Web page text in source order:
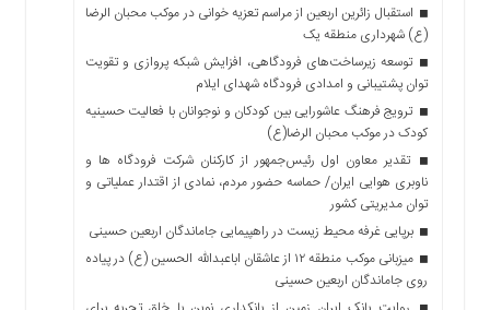
استقبال زائرین اربعین از مراسم تعزیه خوانی در موکب محبان الرضا
(ع) شهرداری منطقه یک
توسعه زیرساخت‌های فرودگاهی، افزایش شبکه پروازی و تقویت
توان پشتیبانی و امدادی فرودگاه شهدای ایلام
ترویج فرهنگ عاشورایی بین کودکان و نوجوانان با فعالیت حسینیه
کودک در موکب محبان الرضا(ع)
تقدیر معاون اول رئیس‌جمهور از کارکنان شرکت فرودگاه ها و
ناوبری هوایی ایران/ حماسه حضور مردم، نمادی از اقتدار عملیاتی و
توان مدیریتی کشور
برپایی غرفه محیط زیست در راهپیمایی جاماندگان اربعین حسینی
میزبانی موکب منطقه ۱۲ از عاشقان اباعبدالله الحسین (ع) در پیاده
روی جاماندگان اربعین حسینی